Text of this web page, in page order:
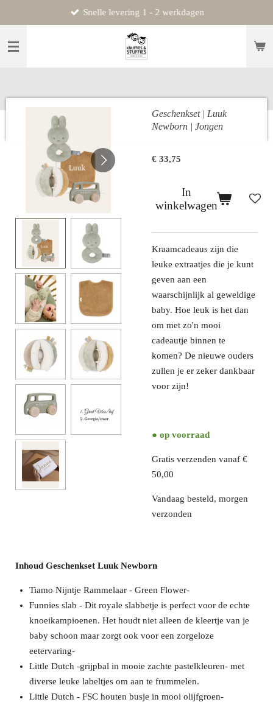
direct
naar
Snelle levering 1 - 2 werkdagen
Geschenkset | Luuk
Newborn | Jongen
€ 33,75
In
winkelwagen
Kraamcadeaus zijn die
leuke extraatjes die je kunt
geven aan een
waarschijnlijk al geweldige
baby. Hoe leuk is het dan
om met zo'n mooi
cadeautje binnen te
komen? De nieuwe ouders
zullen je er zeker dankbaar
voor zijn!
● op voorraad
Gratis verzenden vanaf €
50,00
Vandaag besteld, morgen
verzonden
Inhoud Geschenkset Luuk Newborn
Tiamo Nijntje Rammelaar - Green Flower-
Funnies slab - Dit royale slabbetje is perfect voor de echte
knoeikampioenen. Het houdt niet alleen de kleertje van je
baby schoon maar zorgt ook voor een zorgeloze
eetervaring-
Little Dutch -grijpbal in mooie zachte pastelkleuren- met
diverse leuke labeltjes om aan te frummelen.
Little Dutch - FSC houten busje in mooi olijfgroen-